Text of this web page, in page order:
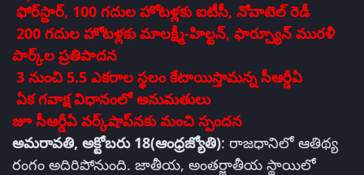
ఫోర్‌స్టార్‌, 100 గదుల హోటళ్లకుఐటీసీ, నోవాటెల్‌ రెడీ
200 గదుల హోటళ్లకు మాలక్ష్మీ-హిల్టన్, ఫార్చ్యూన్ మురళీ
పార్క్‌ల ప్రతిపాదన
3 నుంచి 5.5 ఎకరాల స్థలంకేటాయిస్తామన్న సీఆర్డీఏ
ఏక గవాక్ష విధానంలో అనుమతులు
జూ సీఆర్డీఏ వర్క్‌షాప్‌నకు మంచి స్పందన
అమరావతి, అక్టోబరు 18(ఆంధ్రజ్యోతి): రాజధానిలో ఆతిథ్య
రంగం అదిరిపోనుంది. జాతీయ, అంతర్జాతీయ స్థాయిలో